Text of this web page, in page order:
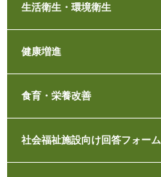
生活衛生・環境衛生
健康増進
食育・栄養改善
社会福祉施設向け回答フォーム